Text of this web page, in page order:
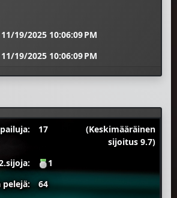
11/19/2025 10:06:09 PM
11/19/2025 10:06:09 PM
17
(Keskimääräinen
sijoitus 9.7)
1
pelejä:
64